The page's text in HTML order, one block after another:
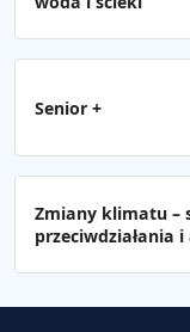
Senior +
Zmiany klimatu –
przeciwdziałania